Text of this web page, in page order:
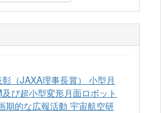
（JAXA理事長賞） 小型月
び超小型変形月面ロボット
期的な広報活動 宇宙航空研